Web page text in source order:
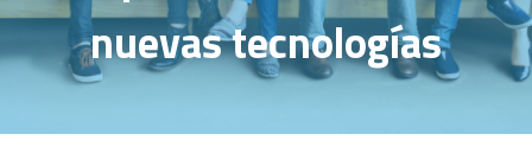
nuevas tecnologías